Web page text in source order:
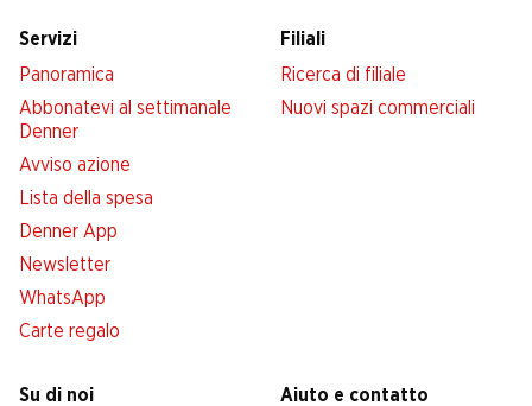
Servizi
Panoramica
Abbonatevi al settimanale
Denner
Avviso azione
Lista della spesa
Denner App
Newsletter
WhatsApp
Carte regalo
Filiali
Ricerca di filiale
Nuovi spazi commerciali
Su di noi
Aiuto e contatto